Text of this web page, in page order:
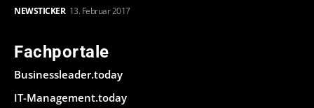
NEWSTICKER 13. Februar 2017
Fachportale
Businessleader.today
IT-Management.today